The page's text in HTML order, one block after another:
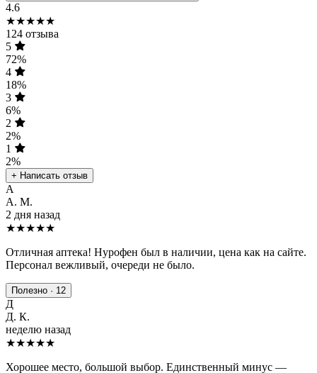
4.6
★★★★★
124 отзыва
5
72%
4
18%
3
6%
2
2%
1
2%
+ Написать отзыв
А
А. М.
2 дня назад
★★★★★
Отличная аптека! Нурофен был в наличии, цена как на сайте.
Персонал вежливый, очереди не было.
Полезно · 12
Д
Д. К.
неделю назад
★★★★★
Хорошее место, большой выбор. Единственный минус —